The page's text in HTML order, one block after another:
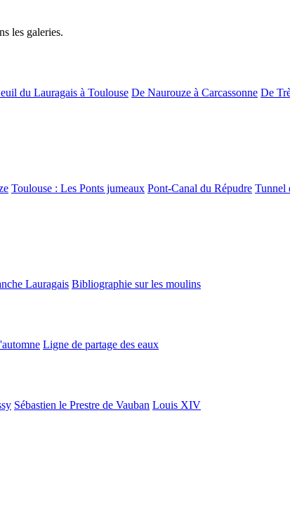
les galeries.
du Lauragais à Toulouse De Naurouze à Carcassonne De
Toulouse : Les Ponts jumeaux Pont-Canal du Répudre Tunnel
Lauragais Bibliographie sur les moulins
Ligne de partage des eaux
Sébastien le Prestre de Vauban Louis XIV